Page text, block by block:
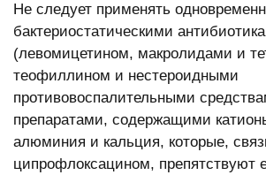
Не следует применять
бактериостатическими
(левомицетином, макролидами и
теофиллином и нестероидными
противовоспалительными
препаратами, содержащими
алюминия и кальция, которые,
ципрофлоксацином, препятствуют